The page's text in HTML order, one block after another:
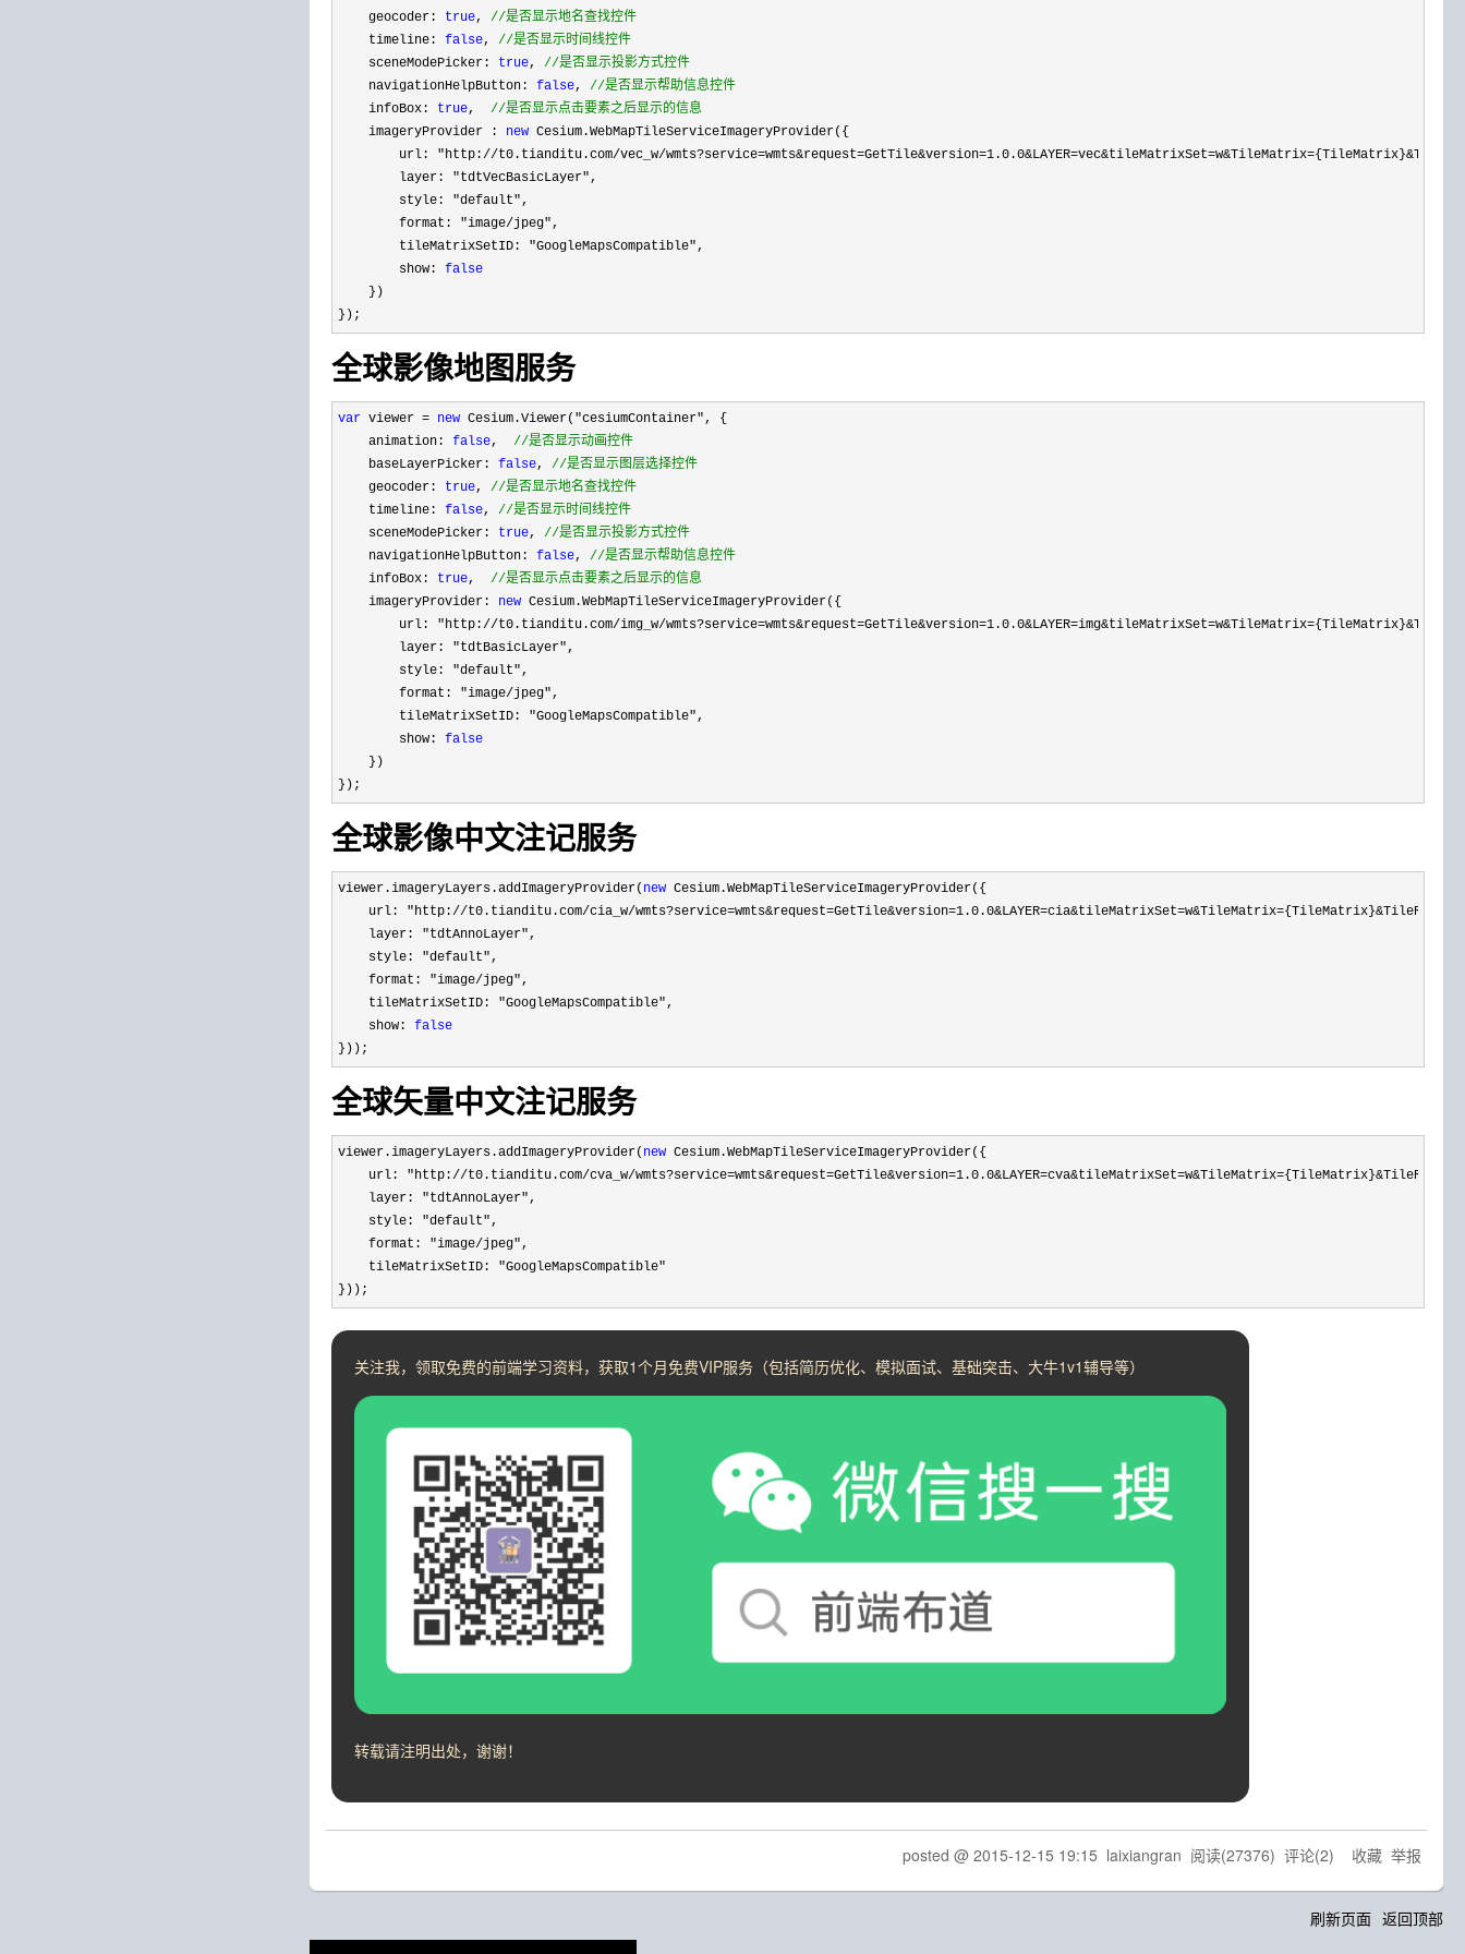
    geocoder:
true, //是否显示地名查找控件
    timeline:
false, //是否显示时间线控件
    sceneModePicker:
true, //是否显示投影方式控件
    navigationHelpButton:
false, //是否显示帮助信息控件
    infoBox:
true, //是否显示点击要素之后显示的信息
    imageryProvider :
new Cesium.WebMapTileServiceImageryProvider({
        url: "
http://t0.tianditu.com/vec_w/
        layer: "
tdtVecBasicLayer",
        style: "
default",
        format: "
image/jpeg",
        tileMatrixSetID: "
GoogleMapsCompatible",
        show:
false
    })
});
全球影像地图服务
var viewer = new Cesium.Viewer("cesiumContainer", {
    animation:
false, //是否显示动画控件
    baseLayerPicker:
false, //是否显示图层选择控件
    geocoder:
true, //是否显示地名查找控件
    timeline:
false, //是否显示时间线控件
    sceneModePicker:
true, //是否显示投影方式控件
    navigationHelpButton:
false, //是否显示帮助信息控件
    infoBox:
true, //是否显示点击要素之后显示的信息
    imageryProvider:
new Cesium.WebMapTileServiceImageryProvider({
        url: "
http://t0.tianditu.com/img_w/
        layer:
"tdtBasicLayer",
        style: "
default",
        format: "
image/jpeg",
        tileMatrixSetID: "
GoogleMapsCompatible",
        show:
false
    })
});
全球影像中文注记服务
viewer.imageryLayers.addImageryProvider( new Cesium.WebMapTileServiceImageryProvider({
    url:
"http://t0.tianditu.com/cia_w/
    layer:
"tdtAnnoLayer",
    style:
"default",
    format:
"image/jpeg",
    tileMatrixSetID:
"GoogleMapsCompatible",
    show:
false
}));
全球矢量中文注记服务
viewer.imageryLayers.addImageryProvider( new Cesium.WebMapTileServiceImageryProvider({
    url:
"http://t0.tianditu.com/cva_w/
    layer:
"tdtAnnoLayer",
    style:
"default",
    format:
"image/jpeg",
    tileMatrixSetID:
"GoogleMapsCompatible"
}));
关注我，领取免费的前端学习资料，获取1个月免费VIP服务（包括简历优化、模拟面试、基础突击、大牛1v1辅导等）
转载请注明出处，谢谢！
posted @ 2015-12-15 19:15 laixiangran 阅读(27376) 评论(2) 收藏 举报
刷新页面 返回顶部